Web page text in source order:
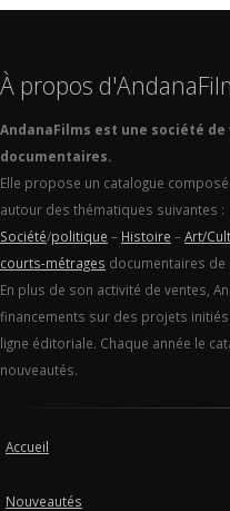
À propos
AndanaFilms est une société
documentaires.
Elle propose un catalogue
autour des thématiques suivantes :
Société/politique – Histoire –Art/
courts-métrages documentaires de
En plus de son activité de ventes,
financements sur des projets
ligne éditoriale. Chaque année le
nouveautés.
Accueil
Nouveautés